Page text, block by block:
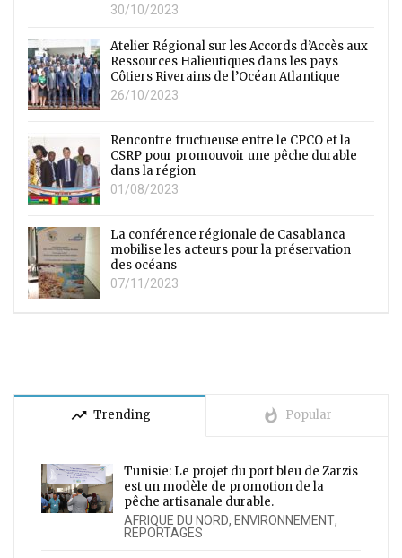
30/10/2023
Atelier Régional sur les Accords d’Accès aux
Ressources Halieutiques dans les pays
Côtiers Riverains de l’Océan Atlantique
26/10/2023
Rencontre fructueuse entre le CPCO et la
CSRP pour promouvoir une pêche durable
dans la région
01/08/2023
La conférence régionale de Casablanca
mobilise les acteurs pour la préservation
des océans
07/11/2023
trending_up Trending whatshot Popular
Tunisie: Le projet du port bleu de Zarzis
est un modèle de promotion de la
pêche artisanale durable.
AFRIQUE DU NORD, ENVIRONNEMENT,
REPORTAGES